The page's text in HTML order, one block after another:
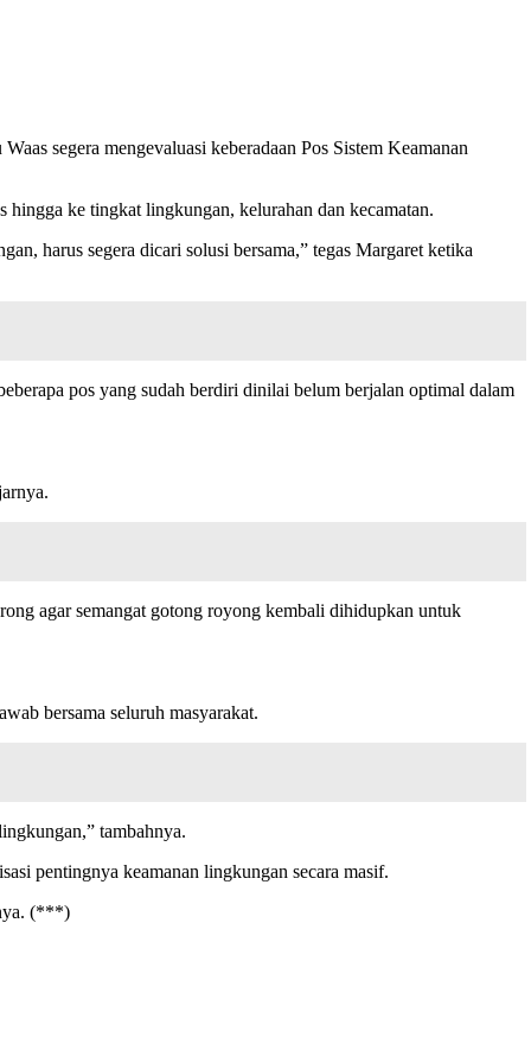
segera mengevaluasi keberadaan Pos Sistem Keamanan
ke tingkat lingkungan, kelurahan dan kecamatan.
harus segera dicari solusi bersama,” tegas Margaret ketika
pos yang sudah berdiri dinilai belum berjalan optimal dalam
agar semangat gotong royong kembali dihidupkan untuk
bersama seluruh masyarakat.
tambahnya.
pentingnya keamanan lingkungan secara masif.
(***)